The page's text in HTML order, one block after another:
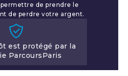
de prendre le
de perdre votre argent.
est protégé par la
ParcoursParis